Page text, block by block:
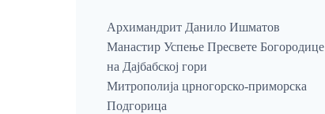
Архимандрит Данило Ишматов
Mанастир Успење Пресвете Богородице
на Дајбабској гори
Митрополија црногорско-приморска
Подгорица